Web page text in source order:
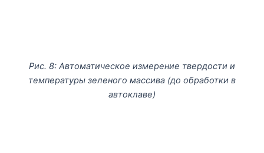
Рис. 8: Автоматическое измерение твердости и
температуры зеленого массива (до обработки в
автоклаве)